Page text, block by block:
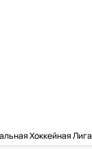
Хоккейная Лига